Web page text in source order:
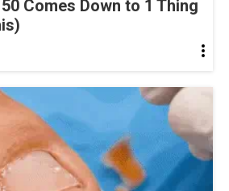
Comes Down to 1 Thing